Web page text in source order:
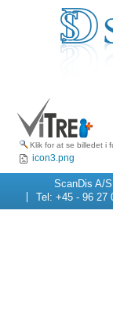
Klik for at se billedet i
Navigation
icon3.png
ScanDis A/S
Tel: +45 - 96 27